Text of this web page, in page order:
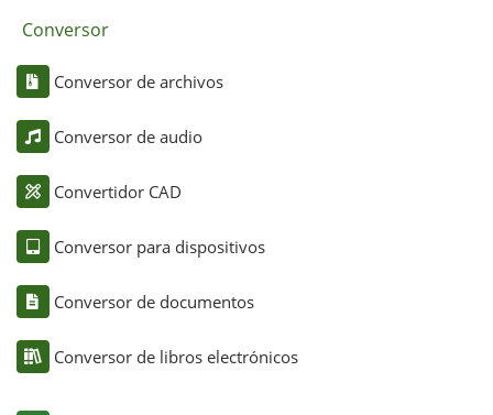
Conversor
Conversor de archivos
Conversor de audio
Convertidor CAD
Conversor para dispositivos
Conversor de documentos
Conversor de libros electrónicos